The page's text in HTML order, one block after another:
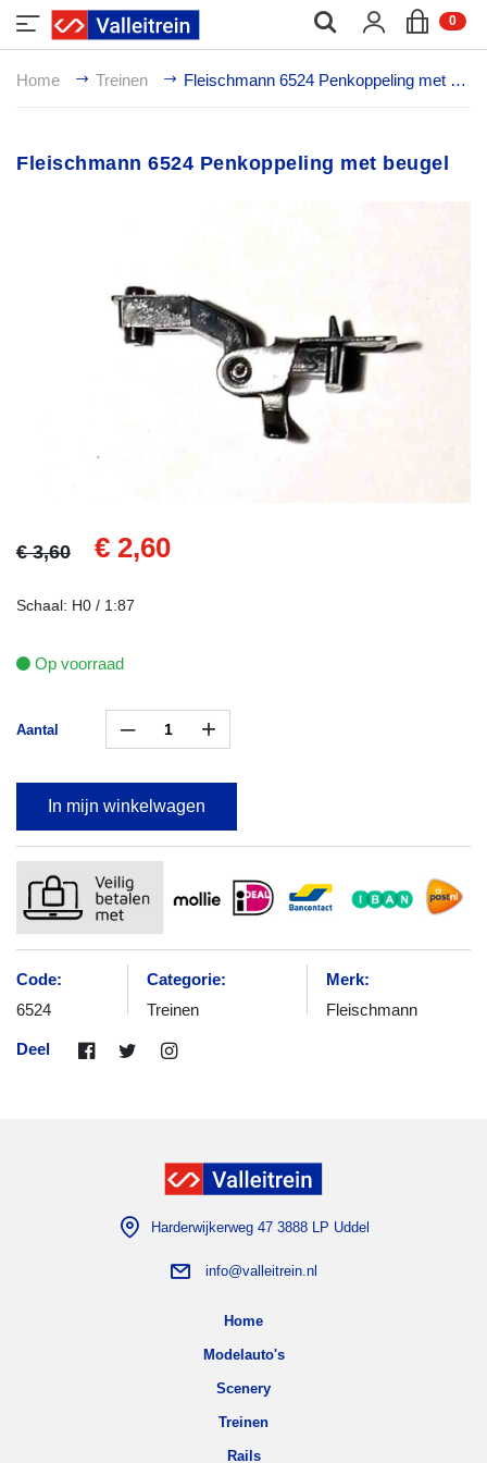
0;
Home Treinen Fleischmann 6524 Penkoppeling met beugel
Fleischmann 6524 Penkoppeling met beugel
€ 3,60 € 2,60
Schaal: H0 / 1:87
Op voorraad
Aantal – +
In mijn winkelwagen
Code:
6524
Categorie:
Treinen
Merk:
Fleischmann
Deel
Harderwijkerweg 47 3888 LP Uddel
info@valleitrein.nl
Home
Modelauto's
Scenery
Treinen
Rails